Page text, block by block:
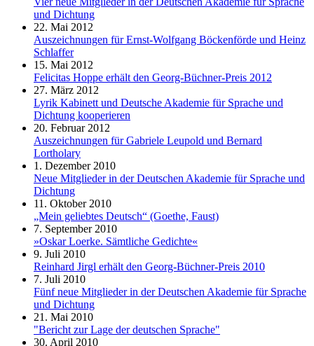
und Dichtung
22. Mai 2012
Auszeichnungen für Ernst-Wolfgang Böckenförde und Heinz
Schlaffer
15. Mai 2012
Felicitas Hoppe erhält den Georg-Büchner-Preis 2012
27. März 2012
Lyrik Kabinett und Deutsche Akademie für Sprache und
Dichtung kooperieren
20. Februar 2012
Auszeichnungen für Gabriele Leupold und Bernard
Lortholary
1. Dezember 2010
Neue Mitglieder in der Deutschen Akademie für Sprache und
Dichtung
11. Oktober 2010
„Mein geliebtes Deutsch“ (Goethe, Faust)
7. September 2010
»Oskar Loerke. Sämtliche Gedichte«
9. Juli 2010
Reinhard Jirgl erhält den Georg-Büchner-Preis 2010
7. Juli 2010
Fünf neue Mitglieder in der Deutschen Akademie für Sprache
und Dichtung
21. Mai 2010
"Bericht zur Lage der deutschen Sprache"
30. April 2010